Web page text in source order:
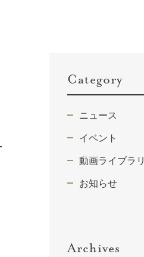
Category
ニュース
イベント
動画ライブラリ
お知らせ
Archives